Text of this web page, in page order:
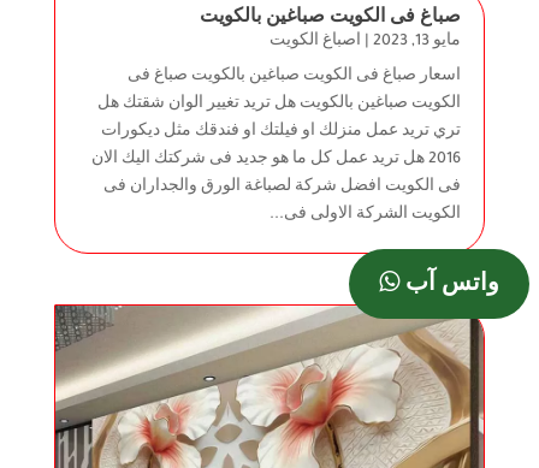
صباغ فى الكويت صباغين بالكويت
مايو 13, 2023 | اصباغ الكويت
اسعار صباغ فى الكويت صباغين بالكويت صباغ فى
الكويت صباغين بالكويت هل تريد تغيير الوان شقتك هل
تري تريد عمل منزلك او فيلتك او فندقك مثل ديكورات
2016 هل تريد عمل كل ما هو جديد فى شركتك اليك الان
فى الكويت افضل شركة لصباغة الورق والجداران فى
الكويت الشركة الاولى فى...
واتس آب